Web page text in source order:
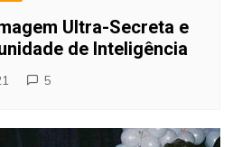
Ultra-Secreta e
de Inteligência
5